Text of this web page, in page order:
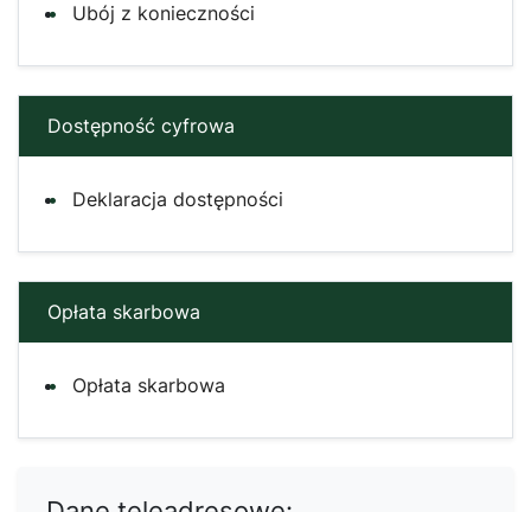
Ubój z konieczności
Dostępność cyfrowa
Deklaracja dostępności
Opłata skarbowa
Opłata skarbowa